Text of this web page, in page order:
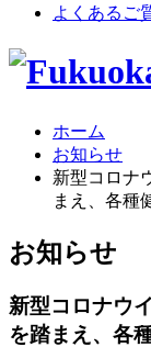
よくあるご
ホーム
お知らせ
新型コロナ
まえ、各種
お知らせ
新型コロナウ
を踏まえ、各